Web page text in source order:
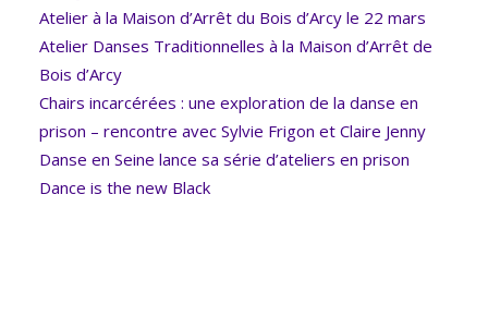
Atelier à la Maison d’Arrêt du Bois d’Arcy le 22 mars
Atelier Danses Traditionnelles à la Maison d’Arrêt de
Bois d’Arcy
Chairs incarcérées : une exploration de la danse en
prison – rencontre avec Sylvie Frigon et Claire Jenny
Danse en Seine lance sa série d’ateliers en prison
Dance is the new Black